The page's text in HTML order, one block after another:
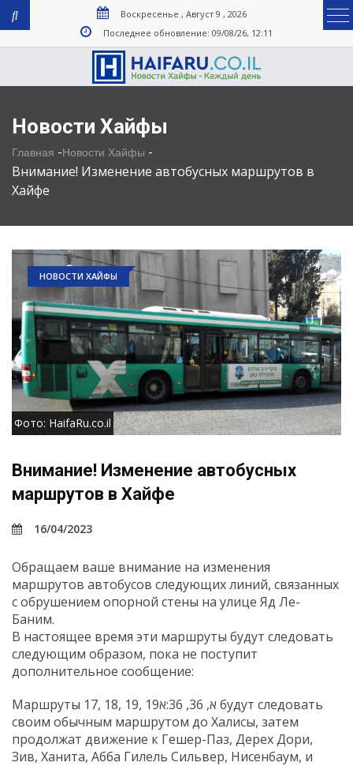
Воскресенье , Август 9 , 2026
Последнее обновление: 09/08/26, 12:11
Новости Хайфы
Главная -Новости Хайфы -
Внимание! Изменение автобусных маршрутов в
Хайфе
НОВОСТИ ХАЙФЫ
Фото: HaifaRu.co.il
Внимание! Изменение автобусных
маршрутов в Хайфе
16/04/2023
Обращаем ваше внимание на изменения
маршрутов автобусов следующих линий, связанных
с обрушением опорной стены на улице Яд Ле-
Баним.
В настоящее время эти маршруты будут следовать
следующим образом, пока не поступит
дополнительное сообщение:
Маршруты 17, 18, 19, 19א, 36, 36:א будут следовать
своим обычным маршрутом до Халисы, затем
продолжат движение к Гешер-Паз, Дерех Дори,
Зив, Ханита, Абба Гилель Сильвер, Нисенбаум, и